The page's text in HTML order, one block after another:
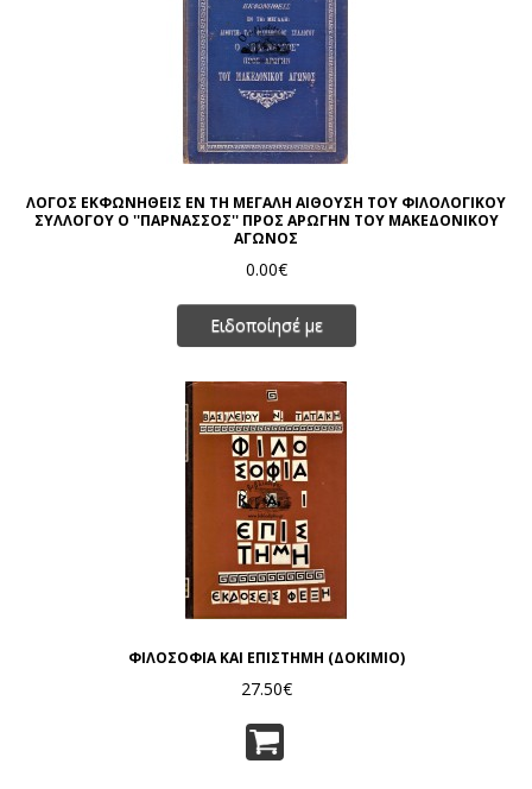
ΛΟΓΟΣ ΕΚΦΩΝΗΘΕΙΣ ΕΝ ΤΗ ΜΕΓΑΛΗ ΑΙΘΟΥΣΗ ΤΟΥ ΦΙΛΟΛΟΓΙΚΟΥ
ΣΥΛΛΟΓΟΥ Ο ''ΠΑΡΝΑΣΣΟΣ'' ΠΡΟΣ ΑΡΩΓΗΝ ΤΟΥ ΜΑΚΕΔΟΝΙΚΟΥ
ΑΓΩΝΟΣ
0.00€
Ειδοποίησέ με
ΦΙΛΟΣΟΦΙΑ ΚΑΙ ΕΠΙΣΤΗΜΗ (ΔΟΚΙΜΙΟ)
27.50€